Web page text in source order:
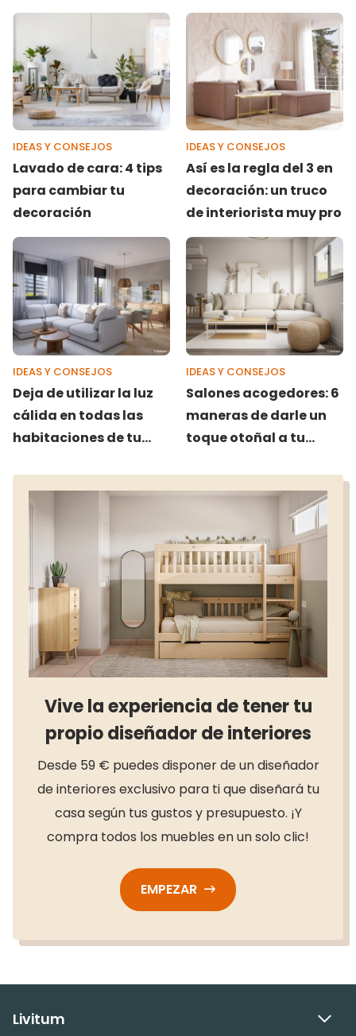
transformar un
dormitorio aburrido en
un espacio cálido y
elegante
IDEAS Y CONSEJOS
Lavado de cara: 4 tips
para cambiar tu
decoración
IDEAS Y CONSEJOS
Así es la regla del 3 en
decoración: un truco
de interiorista muy pro
IDEAS Y CONSEJOS
Deja de utilizar la luz
cálida en todas las
habitaciones de tu
utilizar en cada
estancia de tu hogar?
IDEAS Y CONSEJOS
Salones acogedores: 6
maneras de darle un
toque otoñal a tu
Vive la experiencia de tener tu
propio diseñador de interiores
Desde 59 € puedes disponer de un diseñador
de interiores exclusivo para ti que diseñará tu
casa según tus gustos y presupuesto. ¡Y
compra todos los muebles en un solo clic!
EMPEZAR
Livitum